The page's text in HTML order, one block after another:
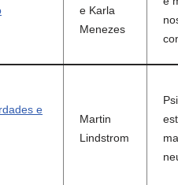
e Karla
Menezes
e
Martin
Lindstrom